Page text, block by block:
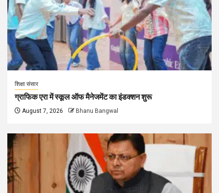
शिक्षा संसार
ग्राफिक एरा में स्कूल ऑफ मैनेजमेंट का इंडक्शन शुरू
August 7, 2026 Bhanu Bangwal